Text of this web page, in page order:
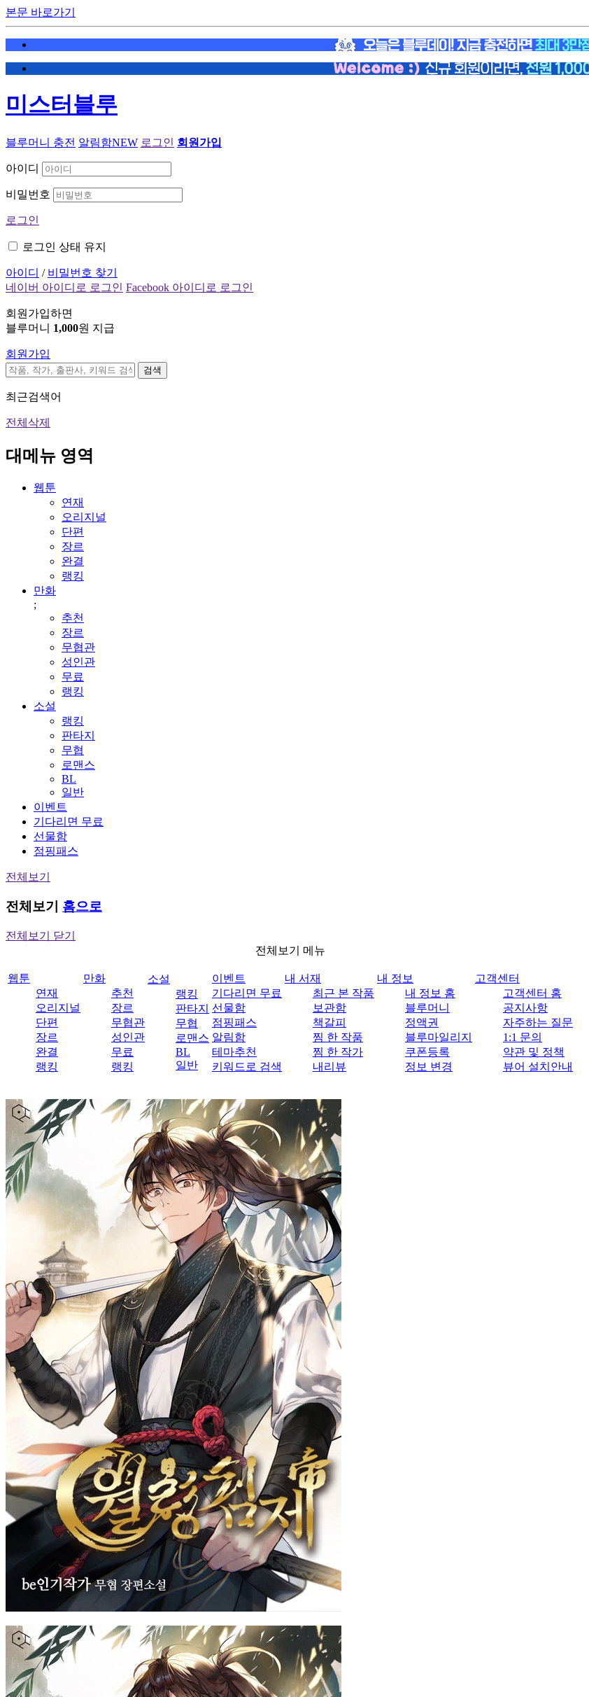
본문 바로가기
미스터블루
블루머니 충전 알림함NEW 로그인 회원가입
아이디
비밀번호
로그인
로그인 상태 유지
아이디 / 비밀번호 찾기
네이버 아이디로 로그인 Facebook 아이디로 로그인
회원가입하면
블루머니 1,000원 지급
회원가입
검색
최근검색어
전체삭제
대메뉴 영역
웹툰
연재
오리지널
단편
장르
완결
랭킹
만화
;
추천
장르
무협관
성인관
무료
랭킹
소설
랭킹
판타지
무협
로맨스
BL
일반
이벤트
기다리면 무료
선물함
점핑패스
전체보기
전체보기 홈으로
전체보기 닫기
전체보기 메뉴
웹툰
연재
오리지널
단편
장르
완결
랭킹
만화
추천
장르
무협관
성인관
무료
랭킹
소설
랭킹
판타지
무협
로맨스
BL
일반
이벤트
기다리면 무료
선물함
점핑패스
알림함
테마추천
키워드로 검색
내 서재
최근 본 작품
보관함
책갈피
찜 한 작품
찜 한 작가
내리뷰
내 정보
내 정보 홈
블루머니
정액권
블루마일리지
쿠폰등록
정보 변경
고객센터
고객센터 홈
공지사항
자주하는 질문
1:1 문의
약관 및 정책
뷰어 설치안내